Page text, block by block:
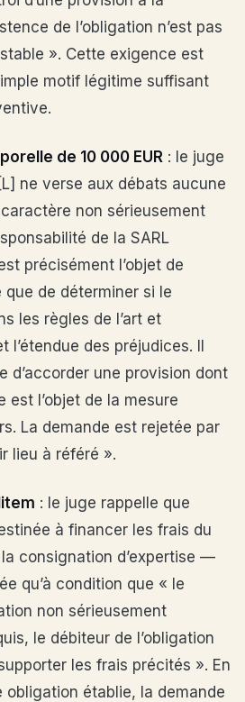
de l’obligation n’est pas
». Cette exigence est
motif légitime suffisant
de 10 000 EUR : le juge
ne verse aux débats aucune
non sérieusement
de la SARL
précisément l’objet de
que de déterminer si le
les règles de l’art et
l’étendue des préjudices. Il
d’accorder une provision dont
est l’objet de la mesure
La demande est rejetée par
lieu à référé ».
: le juge rappelle que
à financer les frais du
consignation d’expertise —
qu’à condition que « le
non sérieusement
le débiteur de l’obligation
les frais précités ». En
obligation établie, la demande